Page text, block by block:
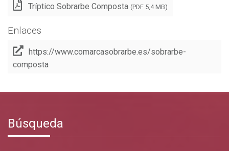
Tríptico Sobrarbe Composta (PDF 5,4 MB)
Enlaces
https://www.comarcasobrarbe.es/sobrarbe-
composta
Búsqueda